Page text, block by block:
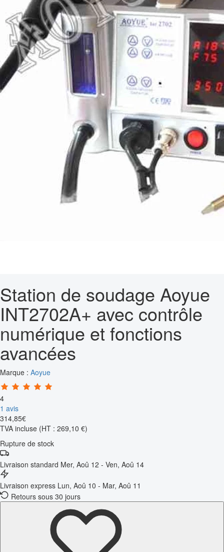
Station de soudage Aoyue
INT2702A+ avec contrôle
numérique et fonctions
avancées
Marque : Aoyue
4
1 avis
314,85€
TVA incluse (HT : 269,10 €)
Rupture de stock
Livraison standard Mer, Aoû 12 - Ven, Aoû 14
Livraison express Lun, Aoû 10 - Mar, Aoû 11
Retours sous 30 jours